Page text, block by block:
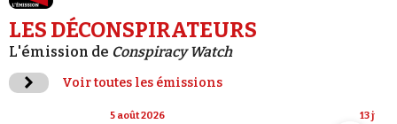
LES DÉCONSPIRATEURS
L'émission de Conspiracy Watch
Voir toutes les émissions
5 août 2026 13